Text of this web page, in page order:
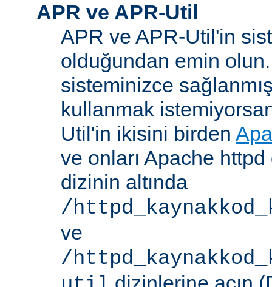
APR ve APR-Util
APR ve APR-Util'in
olduğundan emin
sisteminizce
kullanmak
Util'in ikisini birden
ve onları Apache httpd
dizinin altında
/
ve
/